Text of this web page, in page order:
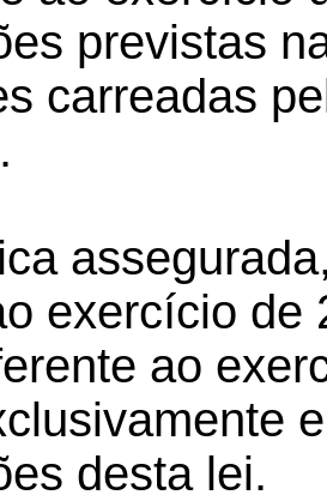
previstas
carreadas
exercício de
ao
desta lei.